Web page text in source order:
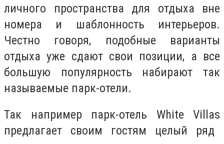
личного пространства для отдыха вне
номера и шаблонность интерьеров.
Честно говоря, подобные варианты
отдыха уже сдают свои позиции, а все
большую популярность набирают так
называемые парк-отели.
Так например парк-отель White Villas
предлагает своим гостям целый ряд